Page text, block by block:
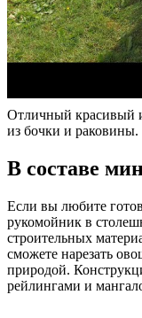
Отличный красивый
из бочки и раковины.
В составе
Если вы любите
рукомойник в
строительных
сможете нарезать
природой.
рейлингами и